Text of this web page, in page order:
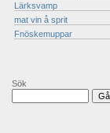
Lärksvamp
mat vin å sprit
Fnöskemuppar
Sök